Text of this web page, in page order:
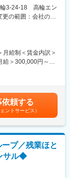
代を中心に60代まで
頼にも応えてお
ァーも増えていま
・勉強会でスキル
ャリアを築いてい
し、業界に先駆け
ウドエンジニアと
）」導入のデータ
ます。オラクル社
す。
遅延が生じていな
当2名）が在籍し
輪3-24-18 高輪エン
の範囲：会社の定
給制＜賃金内訳＞
給＞300,000円～
プラスで加算され
考を通じて上下す
めた表記です。
依頼する
ントサービス）
プ／残業ほと
サル◆